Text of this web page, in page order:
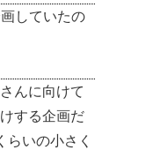
していたの
んに向けて
する企画だ
らいの小さく